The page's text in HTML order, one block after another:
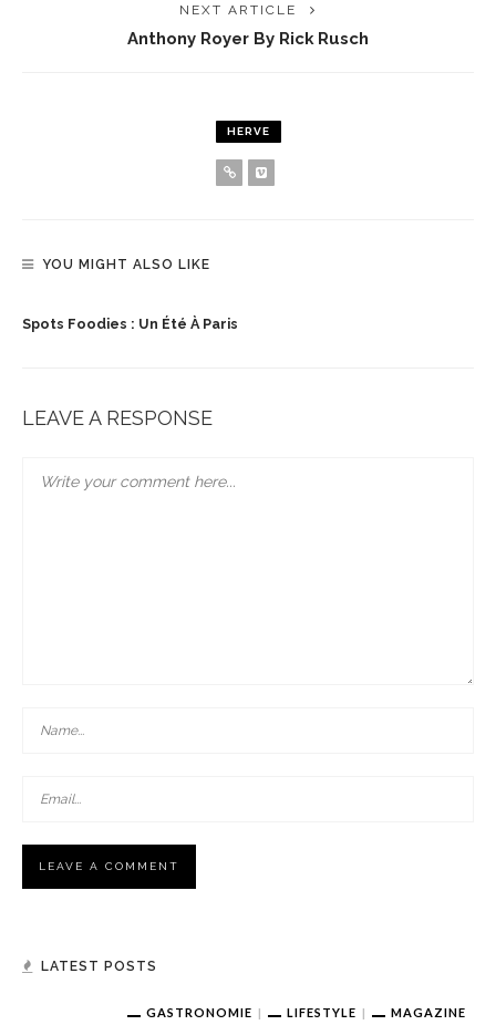
NEXT ARTICLE
Anthony Royer By Rick Rusch
HERVE
YOU MIGHT ALSO LIKE
Spots Foodies : Un Été À Paris
LEAVE A RESPONSE
LATEST POSTS
GASTRONOMIE LIFESTYLE MAGAZINE